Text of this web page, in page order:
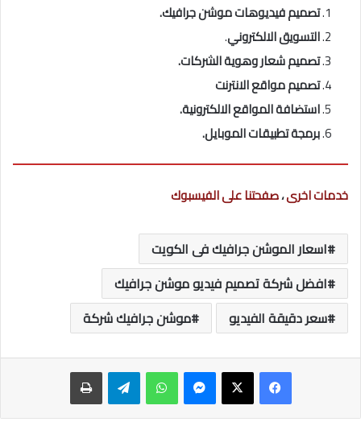
تصميم فيديوهات موشن جرافيك.
التسويق الالكتروني.
تصميم شعار وهوية الشركات.
تصميم مواقع الانترنت
استضافة المواقع الالكترونية.
برمجة تطبيقات الموبايل.
خدمات اخرى،صفحتنا على الفيسبوك
اسعار الموشن جرافيك فى الكويت
افضل شركة تصميم فيديو موشن جرافيك
سعر دقيقة الفيديو
موشن جرافيك شركة
ماسنجر واتساب تيلقرام طباعة